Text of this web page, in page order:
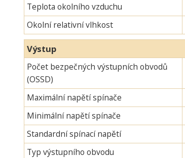
Teplota okolního vzduchu
Okolní relativní vlhkost
Výstup
Počet bezpečných výstupních obvodů
(OSSD)
Maximální napětí spínače
Minimální napětí spínače
Standardní spínací napětí
Typ výstupního obvodu